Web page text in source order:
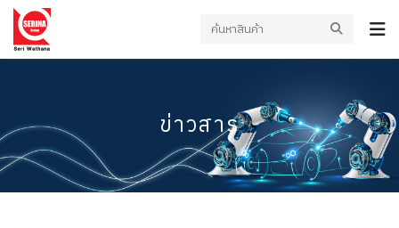
ข่าวสาร